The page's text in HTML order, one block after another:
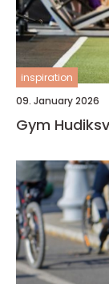
inspiration
09. January 2026
Gym